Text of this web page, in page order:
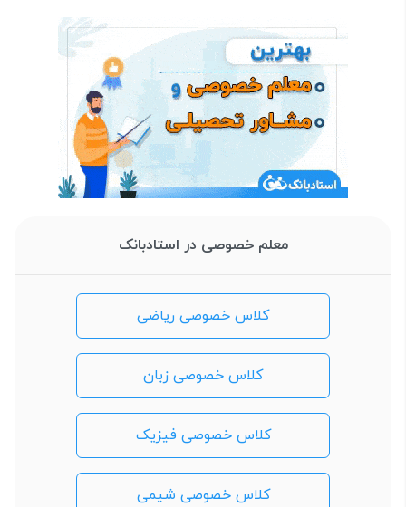
معلم خصوصی در استادبانک
کلاس خصوصی ریاضی
کلاس خصوصی زبان
کلاس خصوصی فیزیک
کلاس خصوصی شیمی